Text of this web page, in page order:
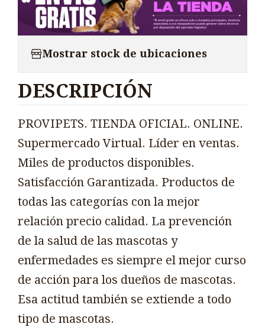
Mostrar stock de ubicaciones
DESCRIPCIÓN
PROVIPETS. TIENDA OFICIAL. ONLINE.
Supermercado Virtual. Líder en ventas.
Miles de productos disponibles.
Satisfacción Garantizada. Productos de
todas las categorías con la mejor
relación precio calidad. La prevención
de la salud de las mascotas y
enfermedades es siempre el mejor curso
de acción para los dueños de mascotas.
Esa actitud también se extiende a todo
tipo de mascotas.